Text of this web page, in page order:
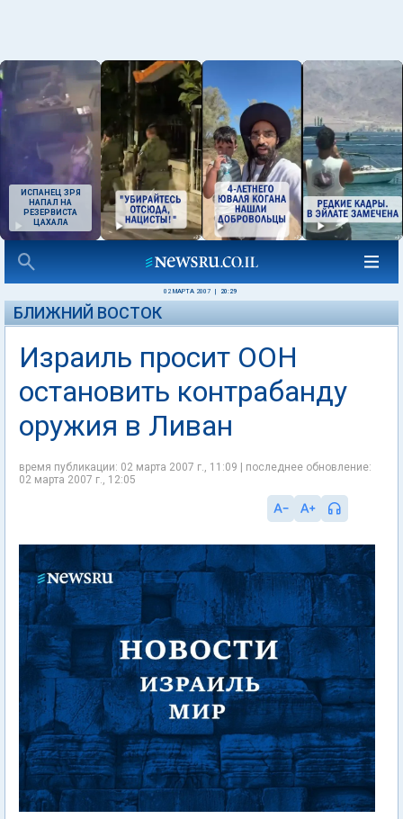
ИСПАНЕЦ ЗРЯ
НАПАЛ НА
РЕЗЕРВИСТА
ЦАХАЛА
02 МАРТА 2007 20:29
БЛИЖНИЙ ВОСТОК
Израиль просит ООН
остановить контрабанду
оружия в Ливан
время публикации: 02 марта 2007 г., 11:09 | последнее обновление:
02 марта 2007 г., 12:05